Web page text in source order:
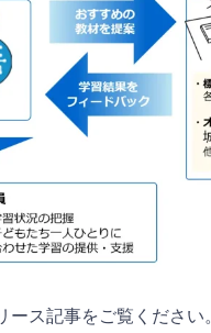
ス記事をご覧ください